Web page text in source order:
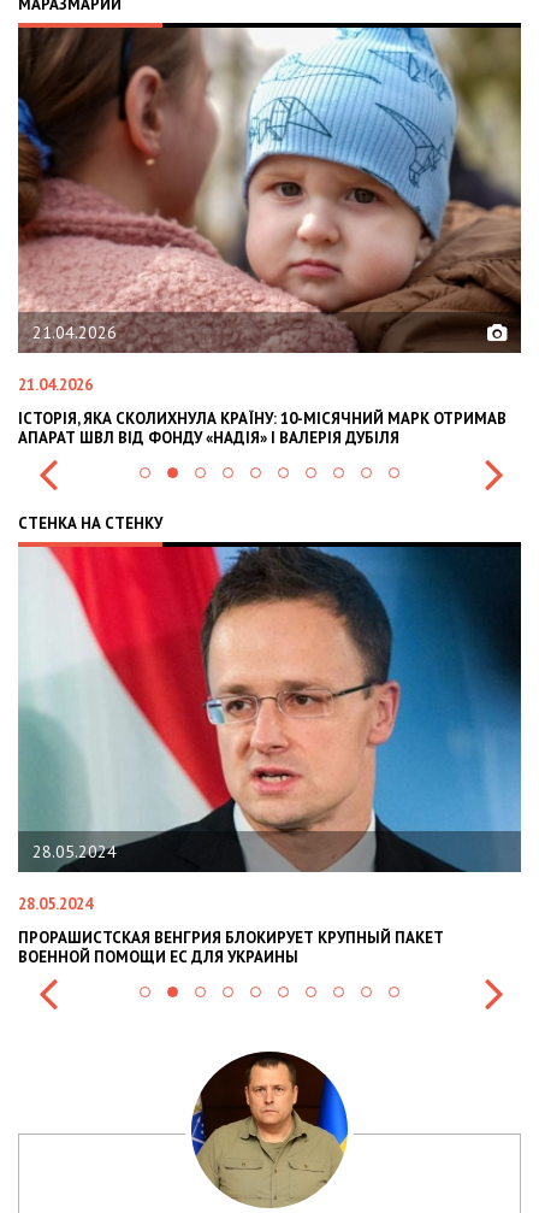
21.04.2026
21.04.2026
ІСТОРІЯ, ЯКА СКОЛИХНУЛА КРАЇНУ: 10-МІСЯЧНИЙ МАРК ОТРИМАВ
АПАРАТ ШВЛ ВІД ФОНДУ «НАДІЯ» І ВАЛЕРІЯ ДУБІЛЯ
СТЕНКА НА СТЕНКУ
28.05.2024
28.05.2024
ПРОРАШИСТСКАЯ ВЕНГРИЯ БЛОКИРУЕТ КРУПНЫЙ ПАКЕТ
ВОЕННОЙ ПОМОЩИ ЕС ДЛЯ УКРАИНЫ